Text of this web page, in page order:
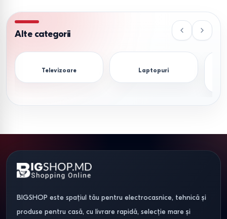
Alte categorii
Televizoare Laptopuri
BIGSHOP este spațiul tău pentru electrocasnice, tehnică și
produse pentru casă, cu livrare rapidă, selecție mare și